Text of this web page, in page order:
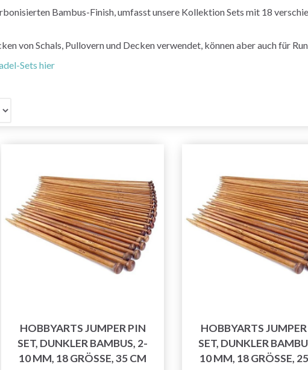
Bambus-Finish, umfasst unsere Kollektion Sets mit 18
von Schals, Pullovern und Decken verwendet, können aber auch für
Sets hier
HOBBYARTS JUMPER PIN
SET, DUNKLER BAMBUS, 2-
10 MM, 18 GRÖSSE, 35 CM
HOBBYARTS
SET, DUNKLER
10 MM, 18 GRÖSSE,